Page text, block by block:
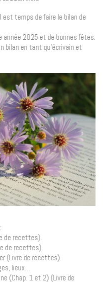
est temps de faire le bilan de
année 2025 et de bonnes fêtes.
bilan en tant qu’écrivain et
:
de recettes).
de recettes).
(Livre de recettes).
lieux…
(Chap. 1 et 2) (Livre de